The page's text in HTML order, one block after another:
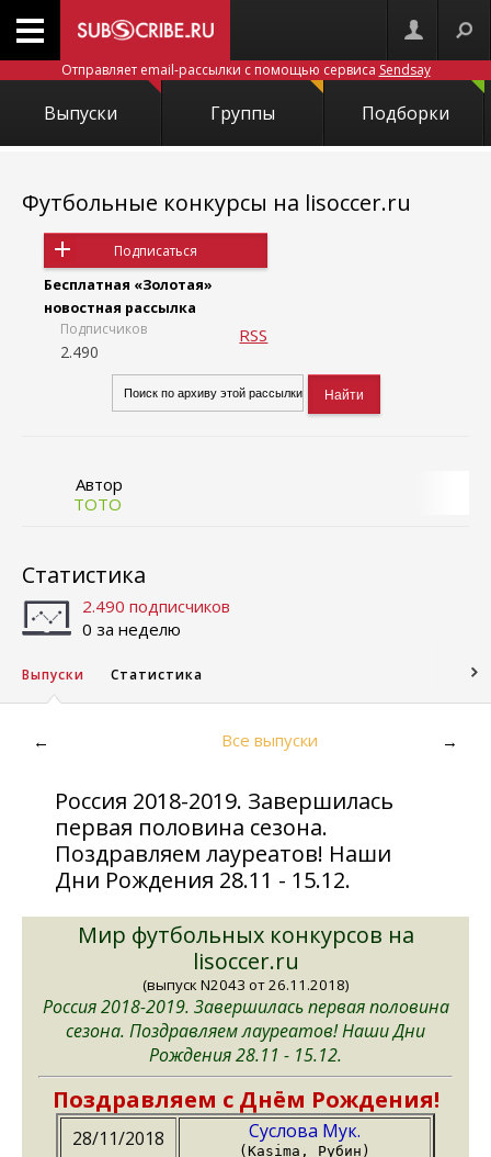
Отправляет email-рассылки с помощью сервиса Sendsay
Выпуски Группы Подборки
Футбольные конкурсы на lisoccer.ru
Подписаться
Бесплатная «Золотая»
новостная рассылка
Подписчиков
2.490
RSS
Автор
ТОТО
Статистика
2.490 подписчиков
0 за неделю
Выпуски Статистика
← Все выпуски →
Россия 2018-2019. Завершилась
первая половина сезона.
Поздравляем лауреатов! Наши
Дни Рождения 28.11 - 15.12.
Мир футбольных конкурсов на
lisoccer.ru
(выпуск N2043 от 26.11.2018)
Россия 2018-2019. Завершилась первая половина
сезона. Поздравляем лауреатов! Наши Дни
Рождения 28.11 - 15.12.
Поздравляем с Днём Рождения!
28/11/2018 Суслова Мук.
(Kasima, Рубин)